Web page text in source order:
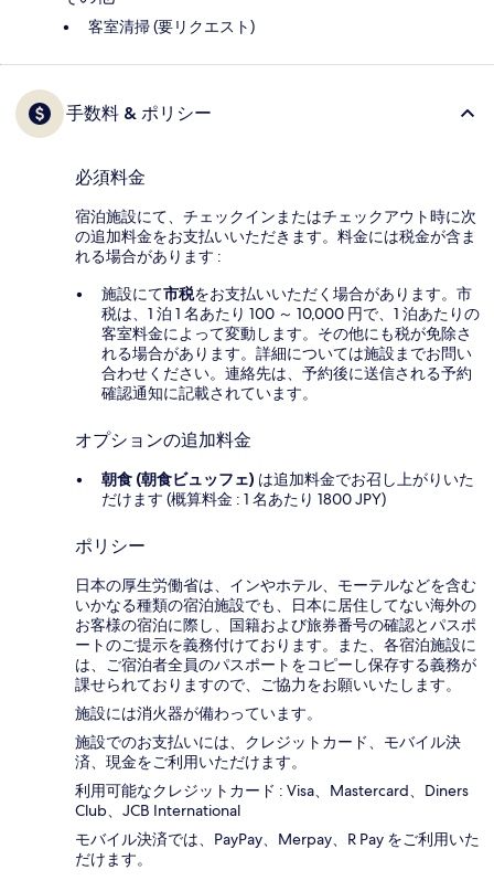
客室清掃 (要リクエスト)
手数料 & ポリシー
必須料金
宿泊施設にて、チェックインまたはチェックアウト時に次
の追加料金をお支払いいただきます。料金には税金が含ま
れる場合があります :
施設にて市税をお支払いいただく場合があります。市
税は、1 泊 1 名あたり 100 ～ 10,000 円で、1 泊あたりの
客室料金によって変動します。その他にも税が免除さ
れる場合があります。詳細については施設までお問い
合わせください。連絡先は、予約後に送信される予約
確認通知に記載されています。
オプションの追加料金
朝食 (朝食ビュッフェ) は追加料金でお召し上がりいた
だけます (概算料金 : 1 名あたり 1800 JPY)
ポリシー
日本の厚生労働省は、インやホテル、モーテルなどを含む
いかなる種類の宿泊施設でも、日本に​居住してない海外の
お客様の宿泊に際し、国籍および旅券番号の確認とパスポ
ートのご提示を義務付け​ております。また、各宿泊施設に
は、ご宿泊者全員のパスポートをコピーし保存する義務が
課せられておりますの​で、ご協力をお願いいたします。
施設には消火器が備わっています。
施設でのお支払いには、クレジットカード、モバイル決
済、現金をご利用いただけます。
利用可能なクレジットカード : Visa、Mastercard、Diners
Club、JCB International
モバイル決済では、PayPay、Merpay、R Pay をご利用いた
だけます。